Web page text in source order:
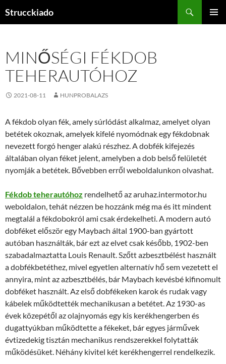
Strucckiado
MINŐSÉGI FÉKDOB
TEHERAUTÓHOZ
2021-08-11 HUNPROBALAZS
A fékdob olyan fék, amely súrlódást alkalmaz, amelyet olyan
betétek okoznak, amelyek kifelé nyomódnak egy fékdobnak
nevezett forgó henger alakú részhez. A dobfék kifejezés
általában olyan féket jelent, amelyben a dob belső felületét
nyomják a betétek. Bővebben erről weboldalunkon olvashat.
Fékdob teherautóhoz rendelhető az aruhaz.intermotor.hu
weboldalon, tehát nézzen be hozzánk még ma és itt mindent
megtalál a fékdobokról ami csak érdekelheti. A modern autó
dobféket először egy Maybach által 1900-ban gyártott
autóban használták, bár ezt az elvet csak később, 1902-ben
szabadalmaztatta Louis Renault. Szőtt azbesztbélést használt
a dobfékbetéthez, mivel egyetlen alternatív hő sem vezetett el
annyira, mint az azbesztbélés, bár Maybach kevésbé kifinomult
dobféket használt. Az első dobfékeken karok és rudak vagy
kábelek működtették mechanikusan a betétet. Az 1930-as
évek közepétől az olajnyomás egy kis kerékhengerben és
dugattyúkban működtette a fékeket, bár egyes járművek
évtizedekig tisztán mechanikus rendszerekkel folytatták
működésüket. Néhány kivitel két kerékhengerrel rendelkezik.